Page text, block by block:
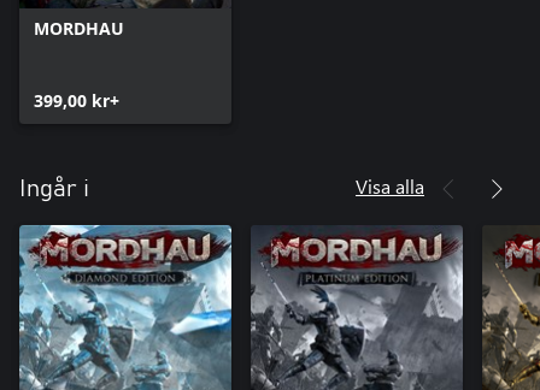
MORDHAU
399,00 kr+
Ingår i Visa alla